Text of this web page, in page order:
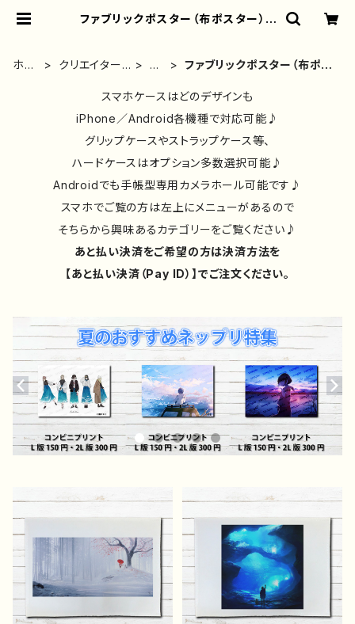
ファブリックポスター（布ポスター） |
ズ/人気/後払い/通販｜雑貨屋アリう
さ
ホー
クリエイター
ア
ファブリックポスター（布ポス
スマホケースはどのデザインも
iPhone／Android各機種で対応可能♪
グリップケースやストラップケース等、
ハードケースはオプション多数選択可能♪
Androidでも手帳型専用カメラホール可能です♪
スマホでご覧の方は左上にメニューがあるので
そちらから興味あるカテゴリーをご覧ください♪
あと払い決済をご希望の方は決済方法を
【あと払い決済（Pay ID）】でご注文ください。